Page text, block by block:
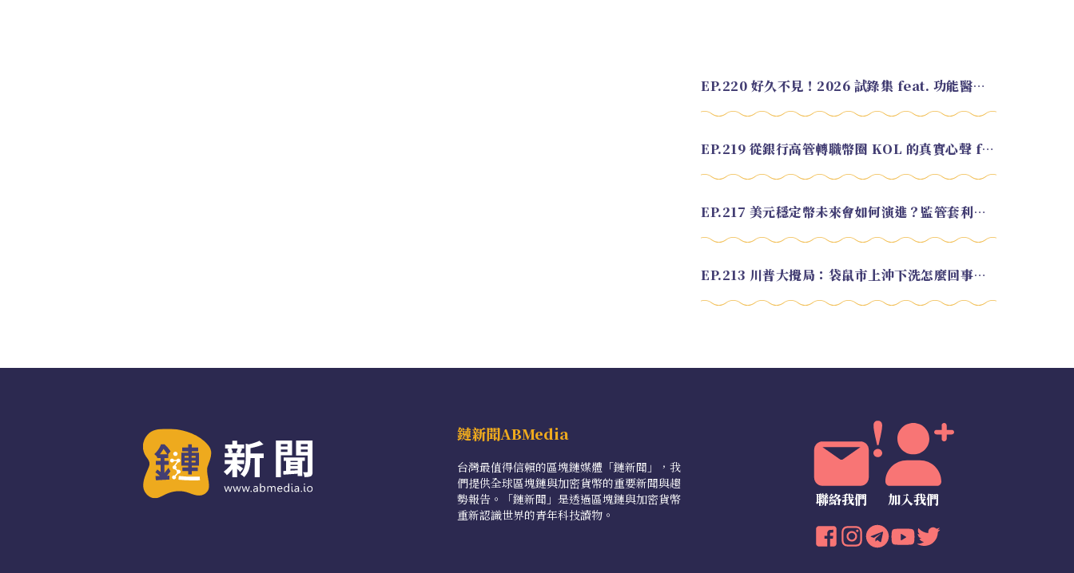
EP.220 好久不見！2026 試錄集 feat. 功能醫學營養師 美寶
EP.219 從銀行高管轉職幣圈 KOL 的真實心聲 feat.龜大
EP.217 美元穩定幣未來會如何演進？監管套利終將收斂？feat. 研究員 余哲安
EP.213 川普大攪局：袋鼠市上沖下洗怎麼回事？feat. Alvin
鏈新聞ABMedia
台灣最值得信賴的區塊鏈媒體「鏈新聞」，我
們提供全球區塊鏈與加密貨幣的重要新聞與趨
勢報告。「鏈新聞」是透過區塊鏈與加密貨幣
重新認識世界的青年科技讀物。
聯絡我們 加入我們